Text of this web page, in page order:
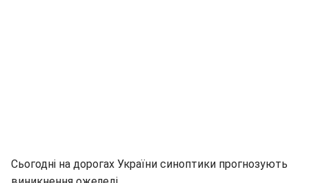
Сьогодні на дорогах України синоптики прогнозують